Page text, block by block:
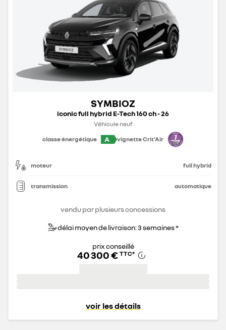
SYMBIOZ
iconic full hybrid E-Tech 160 ch - 26
Véhicule neuf
classe énergétique
A vignette Crit'Air
moteur full hybrid
transmission automatique
vendu par plusieurs concessions
délai moyen de livraison: 3 semaines *
prix conseillé
40 300 € TTC*
voir les détails